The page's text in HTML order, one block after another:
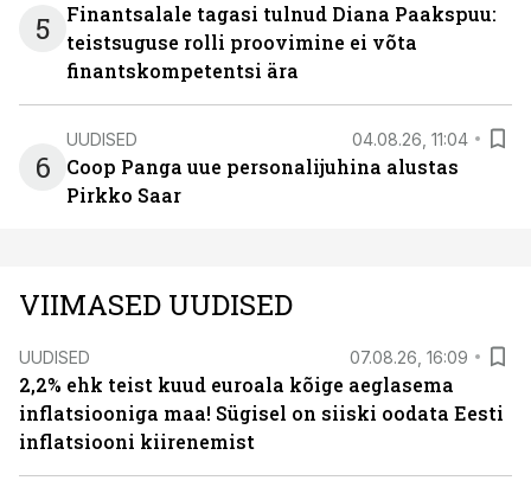
5
Finantsalale tagasi tulnud Diana Paakspuu:
teistsuguse rolli proovimine ei võta
finantskompetentsi ära
6
UUDISED 04.08.26, 11:04
Coop Panga uue personalijuhina alustas
Pirkko Saar
VIIMASED UUDISED
UUDISED 07.08.26, 16:09
2,2% ehk teist kuud euroala kõige aeglasema
inflatsiooniga maa! Sügisel on siiski oodata Eesti
inflatsiooni kiirenemist